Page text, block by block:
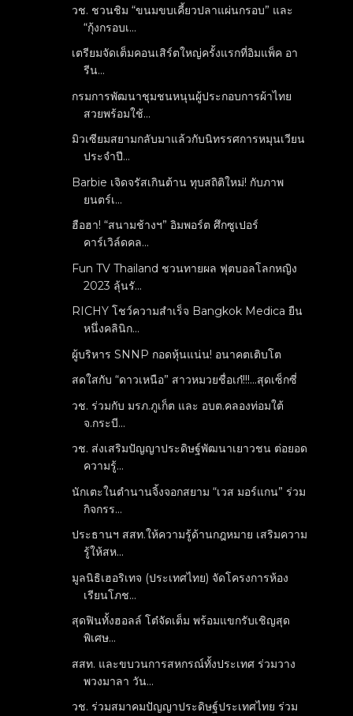
วช. ชวนชิม “ขนมขบเคี้ยวปลาแผ่นกรอบ” และ
“กุ้งกรอบเ...
เตรียมจัดเต็มคอนเสิร์ตใหญ่ครั้งแรกที่อิมแพ็ค อา
รีน...
กรมการพัฒนาชุมชนหนุนผู้ประกอบการผ้าไทย
สวยพร้อมใช้...
มิวเซียมสยามกลับมาแล้วกับนิทรรศการหมุนเวียน
ประจำปี...
Barbie เจิดจรัสเกินต้าน ทุบสถิติใหม่! กับภาพ
ยนตร์เ...
ฮือฮา! “สนามช้างฯ” อิมพอร์ต ศึกซูเปอร์
คาร์เวิล์ดคล...
Fun TV Thailand ชวนทายผล ฟุตบอลโลกหญิง
2023 ลุ้นรั...
RICHY โชว์ความสำเร็จ Bangkok Medica ยืน
หนึ่งคลินิก...
ผู้บริหาร SNNP กอดหุ้นแน่น! อนาคตเติบโต
สดใสกับ “ดาวเหนือ” สาวหมวยชื่อเก๋!!!...สุดเซ็กซี่
วช. ร่วมกับ มรภ.ภูเก็ต และ อบต.คลองท่อมใต้
จ.กระบี...
วช. ส่งเสริมปัญญาประดิษฐ์พัฒนาเยาวชน ต่อยอด
ความรู้...
นักเตะในตำนานจิ้งจอกสยาม “เวส มอร์แกน” ร่วม
กิจกรร...
ประธานฯ สสท.ให้ความรู้ด้านกฎหมาย เสริมความ
รู้ให้สห...
มูลนิธิเฮอริเทจ (ประเทศไทย) จัดโครงการห้อง
เรียนโภช...
สุดฟินทั้งฮอลล์ โต๋จัดเต็ม พร้อมแขกรับเชิญสุด
พิเศษ...
สสท. และขบวนการสหกรณ์ทั้งประเทศ ร่วมวาง
พวงมาลา วัน...
วช. ร่วมสมาคมปัญญาประดิษฐ์ประเทศไทย ร่วม